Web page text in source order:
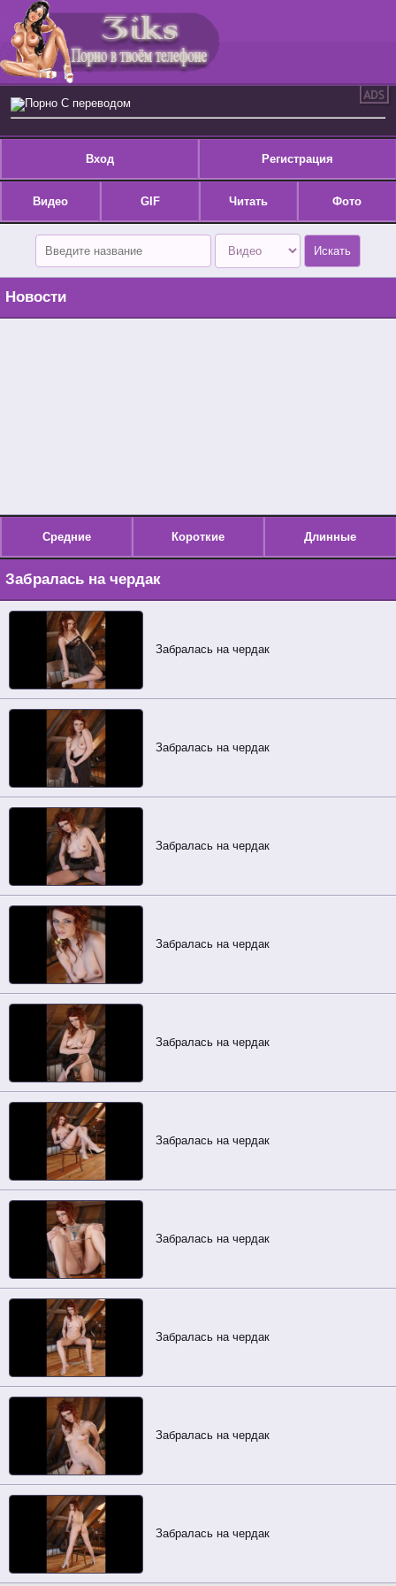
Порно С переводом
Вход Регистрация
Видео GIF Читать Фото
Новости
Средние Короткие Длинные
Забралась на чердак
Забралась на чердак
Забралась на чердак
Забралась на чердак
Забралась на чердак
Забралась на чердак
Забралась на чердак
Забралась на чердак
Забралась на чердак
Забралась на чердак
Забралась на чердак